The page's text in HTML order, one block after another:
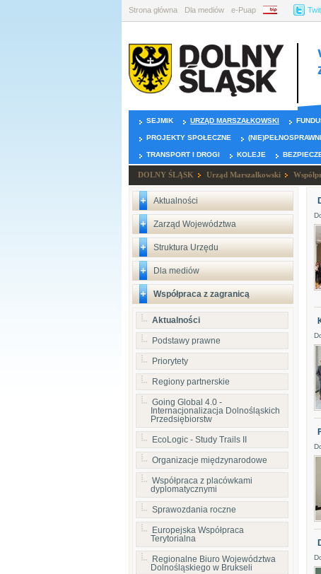
Strona główna Dla mediów e-Puap BIP
SEJMIK URZĄD MARSZAŁKOWSKI
PROJEKTY SPOŁECZNE (NIE)PEŁNOSPRAWNI
TRANSPORT I DROGI KOLEJE
DOLNY ŚLĄSK Urząd Marszałkowski
Aktualności
Zarząd Województwa
Struktura Urzędu
Dla mediów
Współpraca z zagranicą
Aktualności
Podstawy prawne
Priorytety
Regiony partnerskie
Going Global 4.0 -
Internacjonalizacja Dolnośląskich
Przedsiębiorstw
EcoLogic - Study Trails II
Organizacje międzynarodowe
Współpraca z placówkami
dyplomatycznymi
Sprawozdania roczne
Europejska Współpraca
Terytorialna
Regionalne Biuro Województwa
Dolnośląskiego w Brukseli